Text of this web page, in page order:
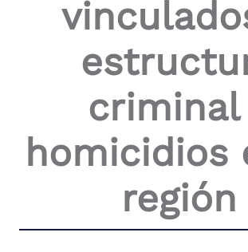
criminal
homicidios
región